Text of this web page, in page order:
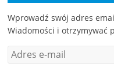
Wprowadź swój adres
Wiadomości i otrzymywać